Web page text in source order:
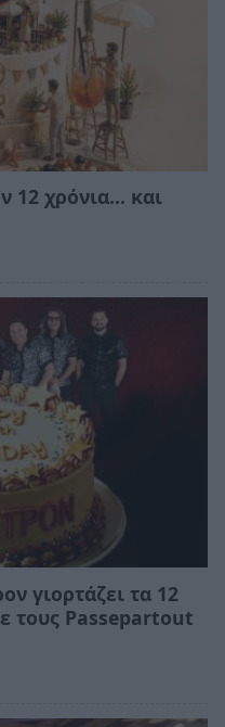
12 χρόνια... και
γιορτάζει τα 12
τους Passepartout